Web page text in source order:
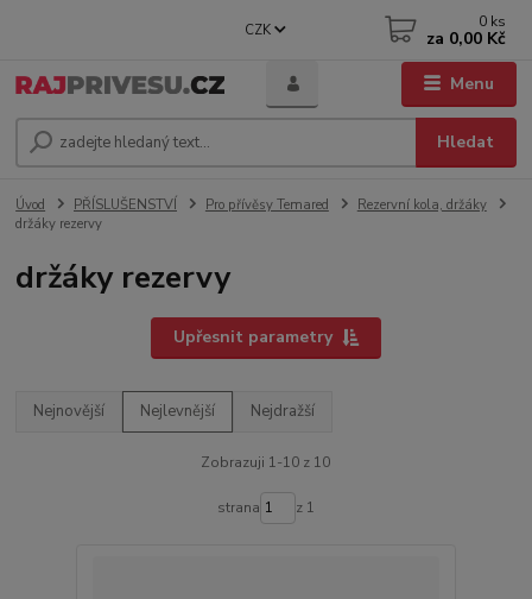
Menu
CZK
Hledat
0 ks
za 0,00 Kč
Úvod PŘÍSLUŠENSTVÍ Pro přívěsy Temared
Rezervní kola, držáky
držáky rezervy
držáky rezervy
Upřesnit parametry
Nejnovější Nejlevnější Nejdražší
Zobrazuji 1-10 z 10
strana z 1